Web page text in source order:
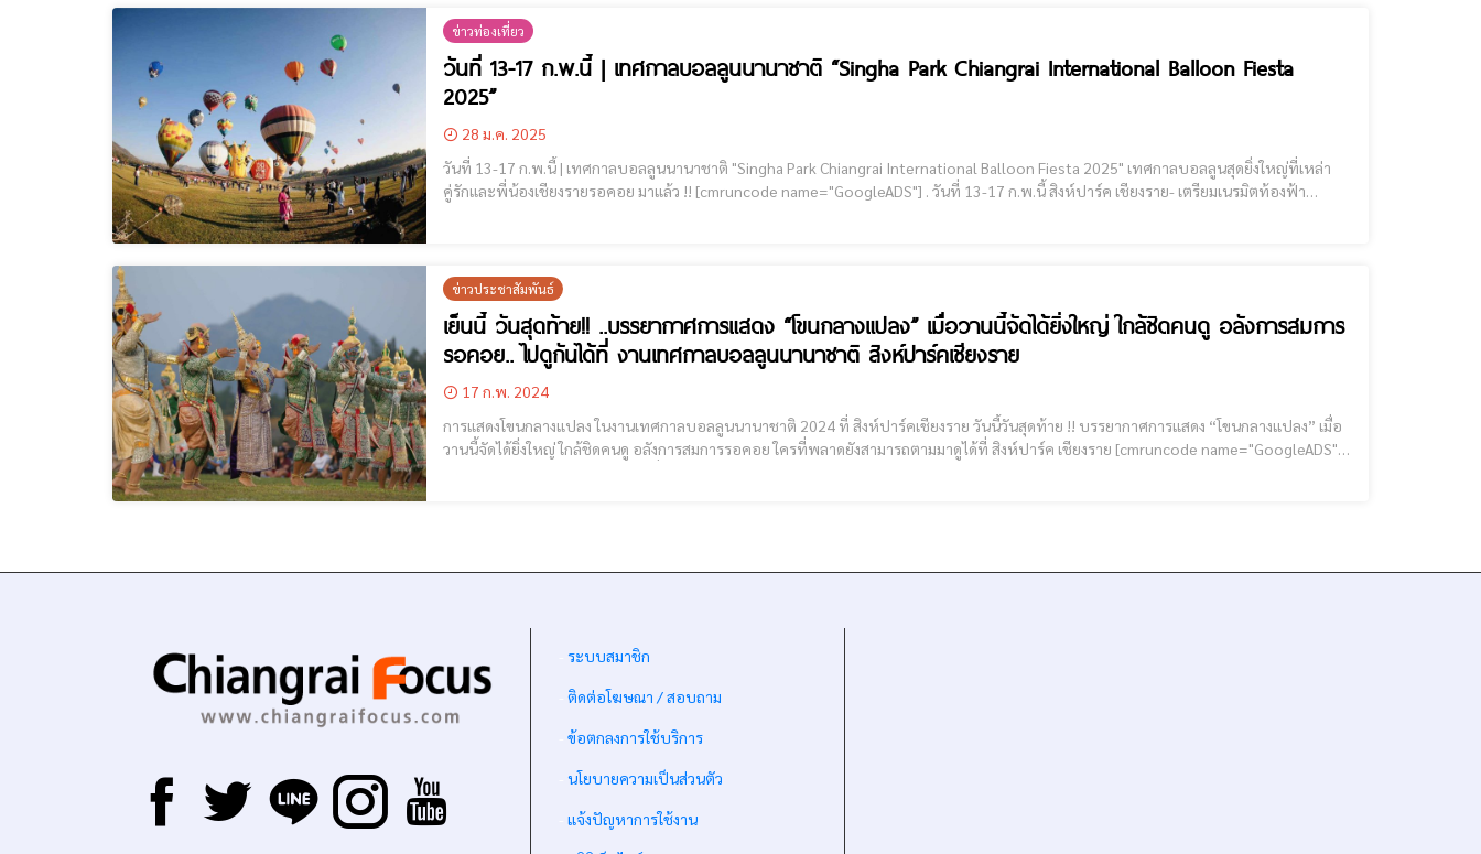
ข่าวท่องเที่ยว
วันที่ 13-17 ก.พ.นี้ | เทศกาลบอลลูนนานาชาติ “Singha Park Chiangrai International Balloon Fiesta
2025”
28 ม.ค. 2025
วันที่ 13-17 ก.พ.นี้ | เทศกาลบอลลูนนานาชาติ "Singha Park Chiangrai International Balloon Fiesta 2025" เทศกาลบอลลูนสุดยิ่งใหญ่ที่เหล่า
คู่รักและพี่น้องเชียงรายรอคอย มาแล้ว !! [cmruncode name="GoogleADS"] . วันที่ 13-17 ก.พ.นี้ สิงห์ปาร์ค เชียงราย- เตรียมเนรมิตท้องฟ้า
ข่าวประชาสัมพันธ์
เย็นนี้ วันสุดท้าย!! ..บรรยากาศการแสดง “โขนกลางแปลง” เมื่อวานนี้จัดได้ยิ่งใหญ่ ใกล้ชิดคนดู อลังการสมการ
รอคอย.. ไปดูกันได้ที่ งานเทศกาลบอลลูนนานาชาติ สิงห์ปาร์คเชียงราย
17 ก.พ. 2024
การแสดงโขนกลางแปลง ในงานเทศกาลบอลลูนนานาชาติ 2024 ที่ สิงห์ปาร์คเชียงราย วันนี้วันสุดท้าย !! บรรยากาศการแสดง “โขนกลางแปลง” เมื่อ
วานนี้จัดได้ยิ่งใหญ่ ใกล้ชิดคนดู อลังการสมการรอคอย ใครที่พลาดยังสามารถตามมาดูได้ที่ สิงห์ปาร์ค เชียงราย [cmruncode name="GoogleADS"]
ระบบสมาชิก
ติดต่อโฆษณา / สอบถาม
ข้อตกลงการใช้บริการ
นโยบายความเป็นส่วนตัว
แจ้งปัญหาการใช้งาน